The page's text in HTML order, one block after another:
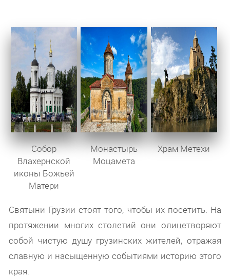
Собор
Влахернской
иконы Божьей
Матери
Монастырь
Моцамета
Храм Метехи
Святыни Грузии стоят того, чтобы их посетить. На
протяжении многих столетий они олицетворяют
собой чистую душу грузинских жителей, отражая
славную и насыщенную событиями историю этого
края.